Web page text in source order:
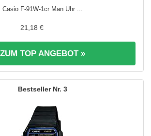
Casio F-91W-1cr Man Uhr ...
21,18 €
ZUM TOP ANGEBOT »
3